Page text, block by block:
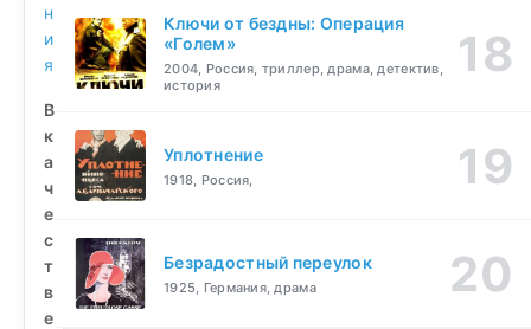
н
и
я
В
к
а
ч
е
с
т
в
е
Ключи от бездны: Операция
«Голем»
2004, Россия, триллер, драма, детектив,
история
Уплотнение
1918, Россия,
Безрадостный переулок
1925, Германия, драма